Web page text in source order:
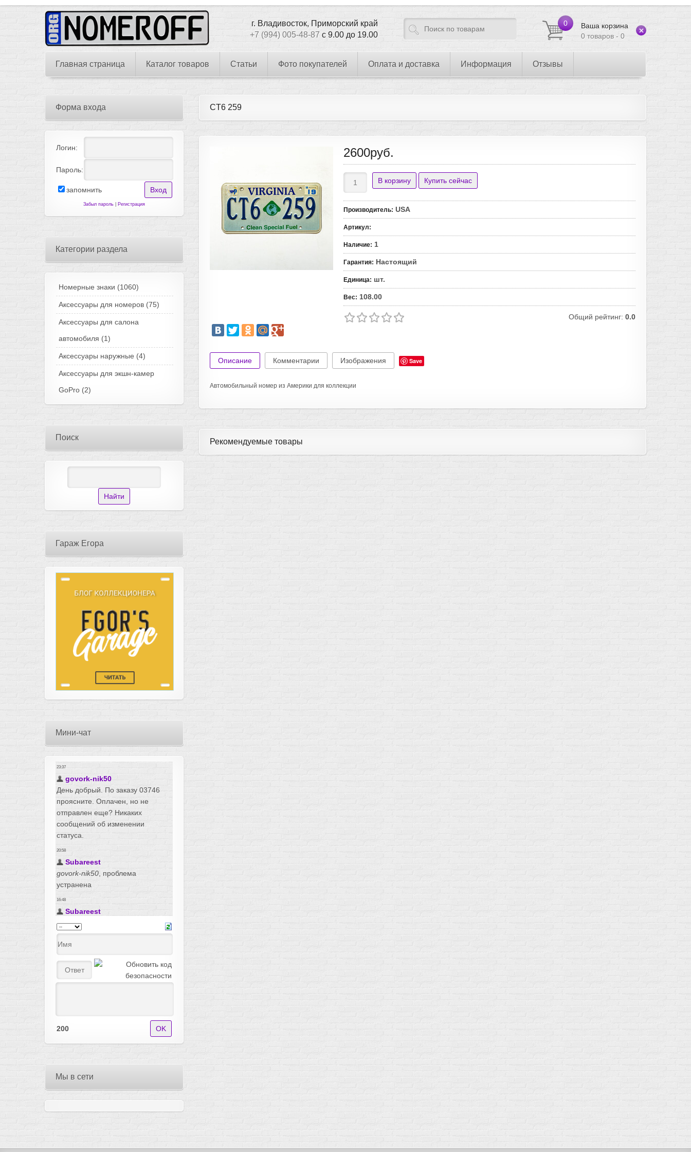
0
Ваша корзина
0 товаров - 0
г. Владивосток, Приморский край
+7 (994) 005-48-87 с 9.00 до 19.00
Главная страница Каталог товаров Статьи Фото покупателей Оплата и доставка Информация Отзывы
CT6 259
2600руб.
Производитель: USA
Артикул:
Наличие: 1
Гарантия: Настоящий
Единица: шт.
Вес: 108.00
Общий рейтинг: 0.0
Описание Комментарии Изображения Save
Автомобильный номер из Америки для коллекции
Рекомендуемые товары
Форма входа
Логин:
Пароль:
запомнить
Забыл пароль Регистрация
Категории раздела
Номерные знаки (1060)
Аксессуары для номеров (75)
Аксессуары для салона
автомобиля (1)
Аксессуары наружные (4)
Аксессуары для экшн-камер
GoPro (2)
Поиск
Гараж Егора
Мини-чат
200
Мы в сети